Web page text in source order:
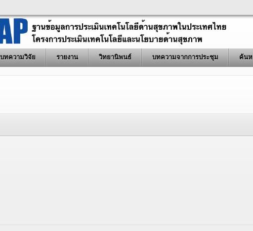
บทความวิจัย รายงาน วิทยานิพนธ์ บทความจากการประชุม ค้นห